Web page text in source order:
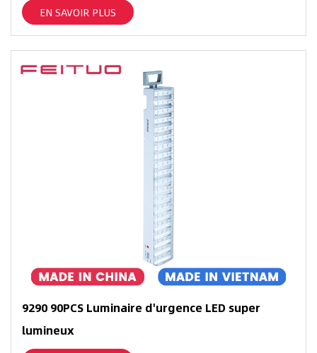
EN SAVOIR PLUS
9290 90PCS Luminaire d'urgence LED super
lumineux